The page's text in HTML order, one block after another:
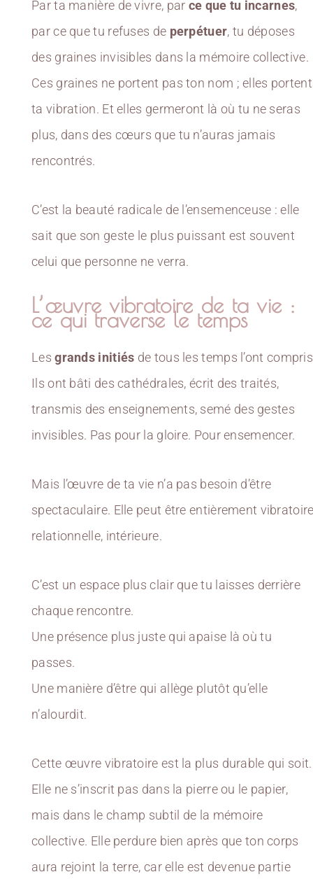
Par ta manière de vivre, par ce que tu incarnes,
par ce que tu refuses de perpétuer, tu déposes
des graines invisibles dans la mémoire collective.
Ces graines ne portent pas ton nom ; elles portent
ta vibration. Et elles germeront là où tu ne seras
plus, dans des cœurs que tu n’auras jamais
rencontrés.
C’est la beauté radicale de l’ensemenceuse : elle
sait que son geste le plus puissant est souvent
celui que personne ne verra.
L’œuvre vibratoire de ta vie :
ce qui traverse le temps
Les grands initiés de tous les temps l’ont
Ils ont bâti des cathédrales, écrit des traités,
transmis des enseignements, semé des gestes
invisibles. Pas pour la gloire. Pour ensemencer.
Mais l’œuvre de ta vie n’a pas besoin d’être
spectaculaire. Elle peut être entièrement
relationnelle, intérieure.
C’est un espace plus clair que tu laisses derrière
chaque rencontre.
Une présence plus juste qui apaise là où tu
passes.
Une manière d’être qui allège plutôt qu’elle
n’alourdit.
Cette œuvre vibratoire est la plus durable qui soit.
Elle ne s’inscrit pas dans la pierre ou le papier,
mais dans le champ subtil de la mémoire
collective. Elle perdure bien après que ton corps
aura rejoint la terre, car elle est devenue partie